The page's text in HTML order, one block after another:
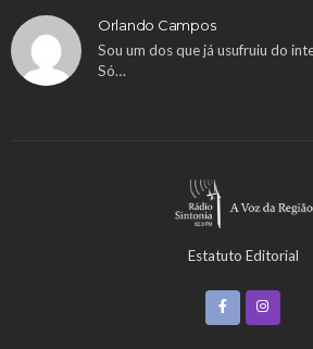
Orlando Campos
Sou um dos que já usufruiu do
Só…
Estatuto Editorial